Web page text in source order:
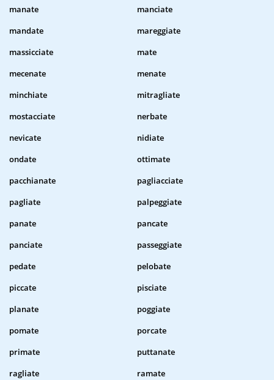
manate
manciate
mandate
mareggiate
massicciate
mate
mecenate
menate
minchiate
mitragliate
mostacciate
nerbate
nevicate
nidiate
ondate
ottimate
pacchianate
pagliacciate
pagliate
palpeggiate
panate
pancate
panciate
passeggiate
pedate
pelobate
piccate
pisciate
planate
poggiate
pomate
porcate
primate
puttanate
ragliate
ramate